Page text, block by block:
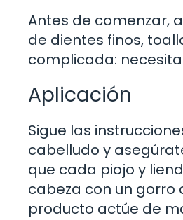
Antes de comenzar,
de dientes finos,
complicada:
Aplicación
Sigue las
cabelludo y
que cada piojo y
cabeza con un gorro
producto actúe de